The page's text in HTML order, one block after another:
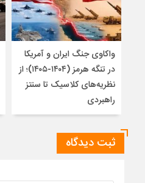
واکاوی جنگ ایران و آمریکا
در تنگه هرمز (۱۴۰۴-۱۴۰۵)؛ از
نظریه‌های کلاسیک تا سنتز
راهبردی
ثبت دیدگاه